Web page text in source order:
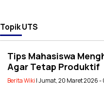
TopikUTS
Tips Mahasiswa
Agar Tetap Produktif
Berita Wiki | Jumat, 20 Maret 2026 -